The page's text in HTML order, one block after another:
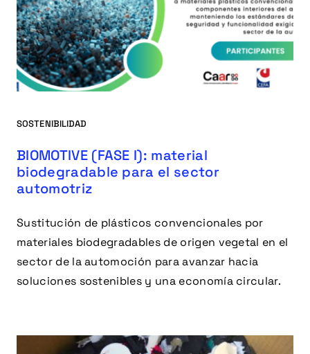
SOSTENIBILIDAD
BIOMOTIVE (FASE I): material
biodegradable para el sector
automotriz
Sustitución de plásticos convencionales por
materiales biodegradables de origen vegetal en el
sector de la automoción para avanzar hacia
soluciones sostenibles y una economía circular.